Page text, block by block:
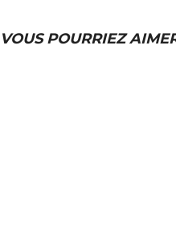
VOUS POURRIEZ